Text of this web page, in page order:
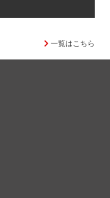
一覧はこちら